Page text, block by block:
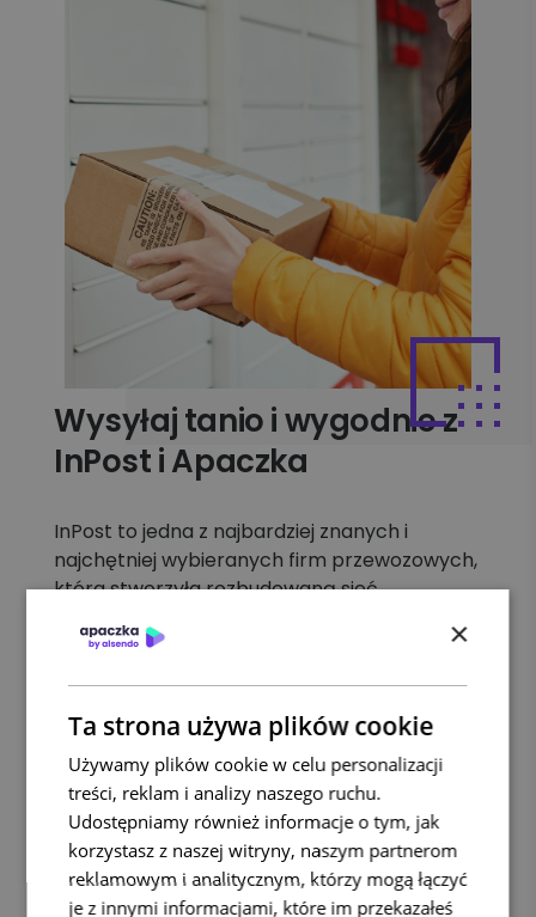
Wysyłaj tanio i wygodnie z
InPost i Apaczka
InPost to jedna z najbardziej znanych i
najchętniej wybieranych firm przewozowych,
która stworzyła rozbudowaną sieć
samoobsługowe, intuicyjne i wygodne
potwierdzona licznymi prestiżowymi
nagrodami oraz pozytywnymi opiniami
zadowolonych Klientów.
InPost to jednak nie tylko sieć Paczkomatów,
ale również innowacyjne, szyte na miarę
usługi dla branży e-commerce. Zaletą tej
×
Ta strona używa plików cookie
Używamy plików cookie w celu personalizacji
treści, reklam i analizy naszego ruchu.
Udostępniamy również informacje o tym, jak
korzystasz z naszej witryny, naszym partnerom
reklamowym i analitycznym, którzy mogą łączyć
je z innymi informacjami, które im przekazałeś